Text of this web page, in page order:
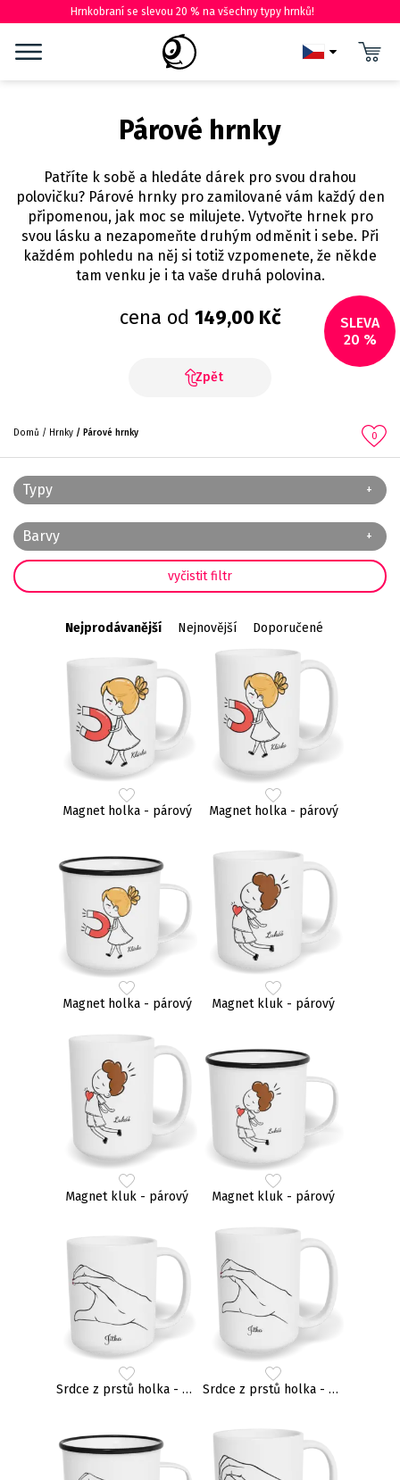
Hrnkobraní se slevou 20 % na všechny typy hrnků!
Párové hrnky
SLEVA
20 %
Patříte k sobě a hledáte dárek pro svou drahou
polovičku? Párové hrnky pro zamilované vám každý den
připomenou, jak moc se milujete. Vytvořte hrnek pro
svou lásku a nezapomeňte druhým odměnit i sebe. Při
každém pohledu na něj si totiž vzpomenete, že někde
tam venku je i ta vaše druhá polovina.
cena od 149,00 Kč
Zpět
0
Domů Hrnky Párové hrnky
Typy
Barvy
Nejprodávanější Nejnovější Doporučené
Magnet holka - párový Magnet holka - párový
Magnet holka - párový Magnet kluk - párový
Magnet kluk - párový Magnet kluk - párový
Srdce z prstů holka - párový Srdce z prstů holka - párový